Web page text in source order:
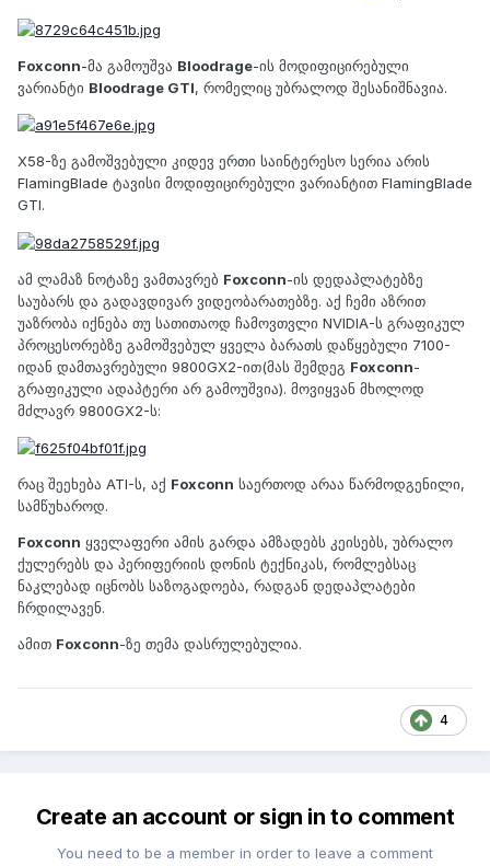
Foxconn-მა გამოუშვა Bloodrage-ის მოდიფიცირებული
ვარიანტი Bloodrage GTI, რომელიც უბრალოდ შესანიშნავია.
X58-ზე გამოშვებული კიდევ ერთი საინტერესო სერია არის
FlamingBlade ტავისი მოდიფიცირებული ვარიანტით FlamingBlade
GTI.
ამ ლამაზ ნოტაზე ვამთავრებ Foxconn-ის დედაპლატებზე
საუბარს და გადავდივარ ვიდეობარათებზე. აქ ჩემი აზრით
უაზრობა იქნება თუ სათითაოდ ჩამოვთვლი NVIDIA-ს გრაფიკულ
პროცესორებზე გამოშვებულ ყველა ბარათს დაწყებული 7100-
იდან დამთავრებული 9800GX2-ით(მას შემდეგ Foxconn-
გრაფიკული ადაპტერი არ გამოუშვია). მოვიყვან მხოლოდ
მძლავრ 9800GX2-ს:
რაც შეეხება ATI-ს, აქ Foxconn საერთოდ არაა წარმოდგენილი,
სამწუხაროდ.
Foxconn ყველაფერი ამის გარდა ამზადებს კეისებს, უბრალო
ქულერებს და პერიფერიის დონის ტექნიკას, რომლებსაც
ნაკლებად იცნობს საზოგადოება, რადგან დედაპლატები
ჩრდილავენ.
ამით Foxconn-ზე თემა დასრულებულია.
4
Create an account or sign in to comment
You need to be a member in order to leave a comment